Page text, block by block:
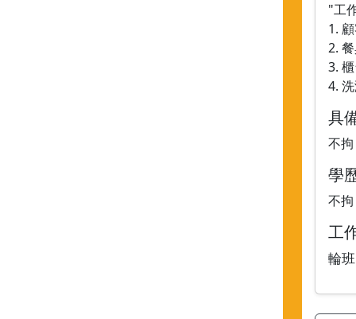
"工
1.
2.
3.
4.
具
不拘
學
不拘
工
輪